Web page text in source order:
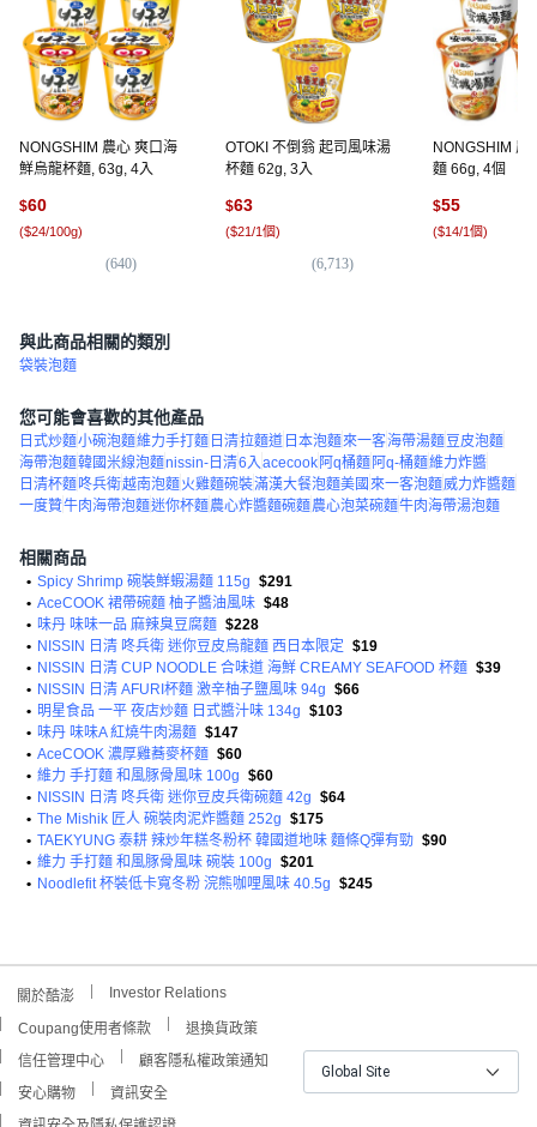
NONGSHIM 農心 爽口海
鮮烏龍杯麵, 63g, 4入
$60
($24/100g)
(640)
OTOKI 不倒翁 起司風味湯
杯麵 62g, 3入
$63
($21/1個)
(6,713)
NONGSHIM 農
麵 66g, 4個
$55
($14/1個)
與此商品相關的類別
袋裝泡麵
您可能會喜歡的其他產品
日式炒麵小碗泡麵維力手打麵 日清拉麵道 日本泡麵來一客海帶湯麵 豆皮泡麵
海帶泡麵韓國米線泡麵nissin-日清6入acecook 阿q桶麵 阿q-桶麵維力炸醬
日清杯麵咚兵衛越南泡麵火雞麵碗裝滿漢大餐泡麵美國 來一客泡麵威力炸醬麵
一度贊牛肉海帶泡麵迷你杯麵農心炸醬麵碗麵農心泡菜碗麵牛肉海帶湯泡麵
相關商品
• Spicy Shrimp 碗裝鮮蝦湯麵 115g $291
• AceCOOK 裙帶碗麵 柚子醬油風味 $48
• 味丹 味味一品 麻辣臭豆腐麵 $228
• NISSIN 日清 咚兵衛 迷你豆皮烏龍麵 西日本限定 $19
• NISSIN 日清 CUP NOODLE 合味道 海鮮 CREAMY SEAFOOD 杯麵 $39
• NISSIN 日清 AFURI杯麵 激辛柚子鹽風味 94g $66
• 明星食品 一平 夜店炒麵 日式醬汁味 134g $103
• 味丹 味味A 紅燒牛肉湯麵 $147
• AceCOOK 濃厚雞蕎麥杯麵 $60
• 維力 手打麵 和風豚骨風味 100g $60
• NISSIN 日清 咚兵衛 迷你豆皮兵衛碗麵 42g $64
• The Mishik 匠人 碗裝肉泥炸醬麵 252g $175
• TAEKYUNG 泰耕 辣炒年糕冬粉杯 韓國道地味 麵條Q彈有勁 $90
• 維力 手打麵 和風豚骨風味 碗裝 100g $201
• Noodlefit 杯裝低卡寬冬粉 浣熊咖哩風味 40.5g $245
關於酷澎 Investor Relations
Coupang使用者條款
退換貨政策
信任管理中心
顧客隱私權政策通知
安心購物
資訊安全
Global Site